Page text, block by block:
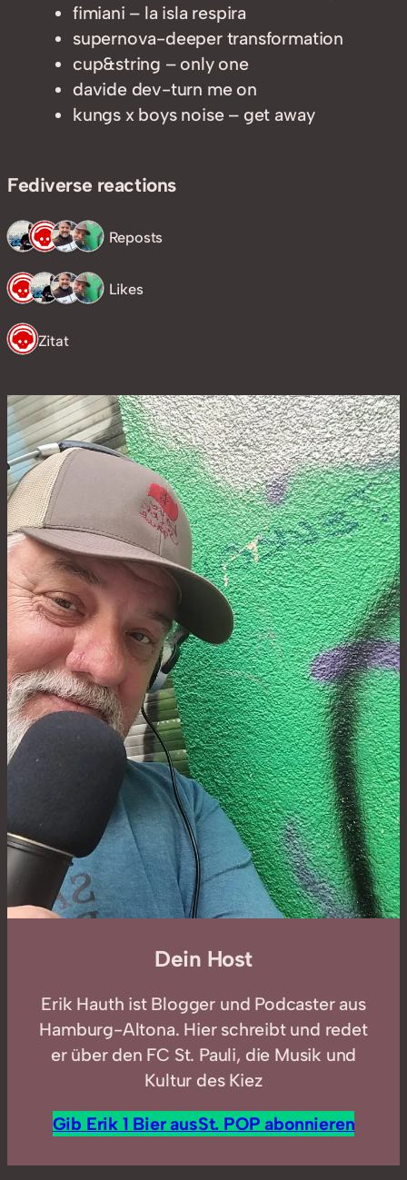
fimiani – la isla respira
supernova-deeper transformation
cup&string – only one
davide dev-turn me on
kungs x boys noise – get away
Fediverse reactions
4 Reposts
4 Likes
1 Zitat
Dein Host
Erik Hauth ist Blogger und Podcaster aus
Hamburg-Altona. Hier schreibt und redet
er über den FC St. Pauli, die Musik und
Kultur des Kiez
Gib Erik 1 Bier ausSt. POP abonnieren